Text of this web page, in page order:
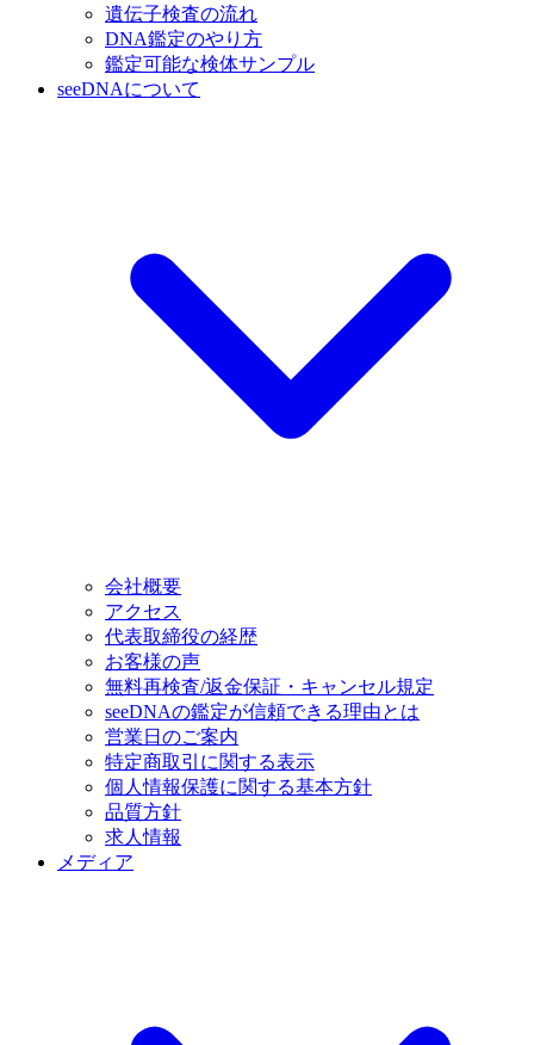
遺伝子検査の流れ
DNA鑑定のやり方
鑑定可能な検体サンプル
seeDNAについて
会社概要
アクセス
代表取締役の経歴
お客様の声
無料再検査/返金保証・キャンセル規定
seeDNAの鑑定が信頼できる理由とは
営業日のご案内
特定商取引に関する表示
個人情報保護に関する基本方針
品質方針
求人情報
メディア